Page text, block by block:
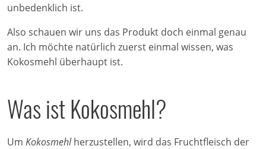
unbedenklich ist.
Also schauen wir uns das Produkt doch einmal genau
an. Ich möchte natürlich zuerst einmal wissen, was
Kokosmehl überhaupt ist.
Was ist Kokosmehl?
Um Kokosmehlherzustellen, wird das Fruchtfleisch der